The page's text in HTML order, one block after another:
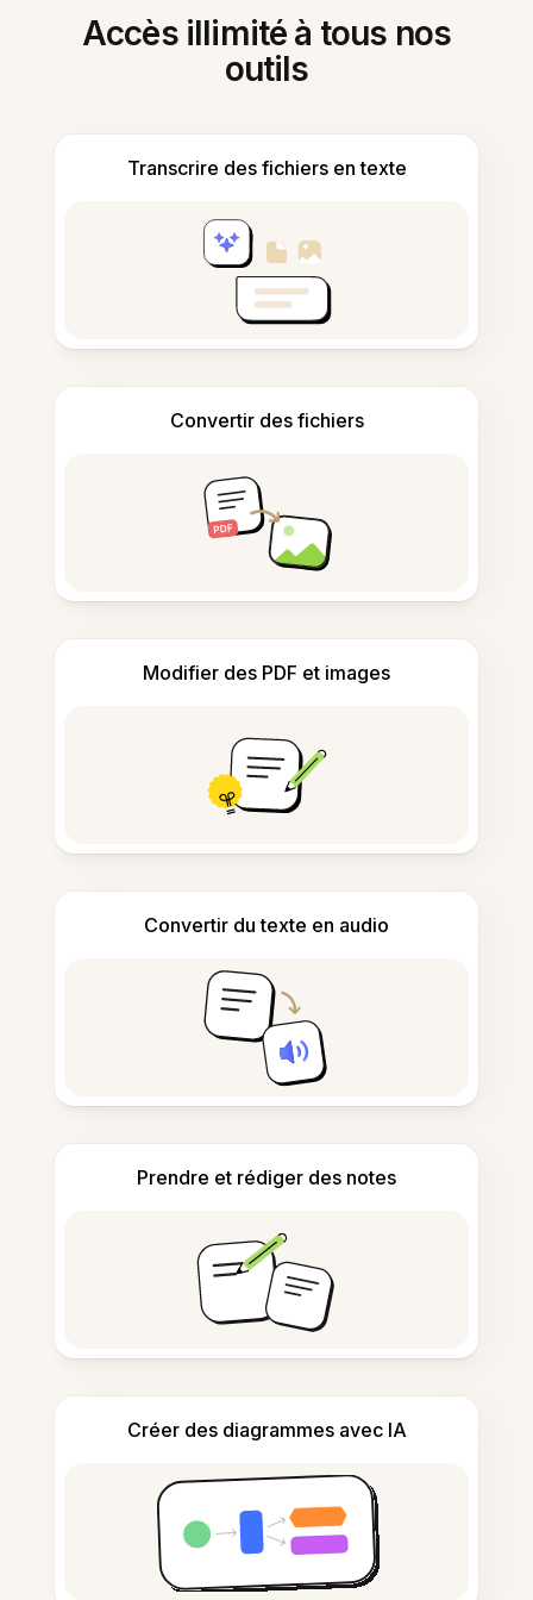
Accès illimité à tous nos
outils
Transcrire des fichiers en texte
Convertir des fichiers
Modifier des PDF et images
Convertir du texte en audio
Prendre et rédiger des notes
Créer des diagrammes avec IA